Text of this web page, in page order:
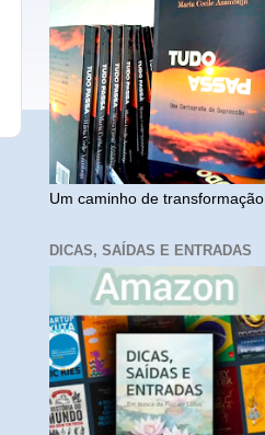
Um caminho de transformação
DICAS, SAÍDAS E ENTRADAS